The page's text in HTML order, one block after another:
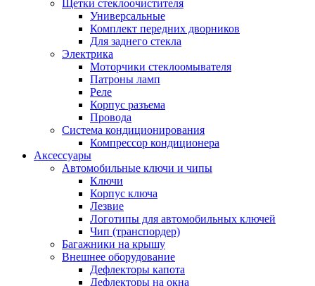
Щетки стеклоочистителя
Универсальные
Комплект передних дворников
Для заднего стекла
Электрика
Моторчики стеклоомывателя
Патроны ламп
Реле
Корпус разъема
Провода
Система кондиционирования
Компрессор кондиционера
Аксессуары
Автомобильные ключи и чипы
Ключи
Корпус ключа
Лезвие
Логотипы для автомобильных ключей
Чип (транспордер)
Багажники на крышу
Внешнее оборудование
Дефлекторы капота
Дефлекторы на окна